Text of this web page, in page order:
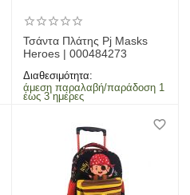
Τσάντα Πλάτης Pj Masks
Heroes | 000484273
Διαθεσιμότητα:
άμεση παραλαβή/παράδοση 1
έως 3 ημέρες